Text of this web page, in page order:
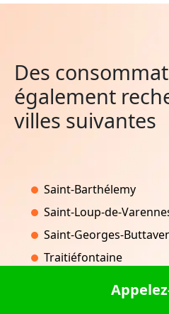
Des
également
villes suivantes
Saint-Barthélemy
Saint-Loup-de-
Saint-Georges-
Traitiéfontaine